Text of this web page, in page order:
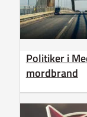
Politiker i
mordbrand